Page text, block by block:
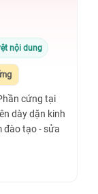
nội dung
cứng tại
dày dặn kinh
đào tạo - sửa